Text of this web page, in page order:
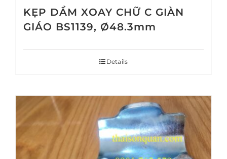
KẸP DẦM XOAY CHỮ C GIÀN
GIÁO BS1139, Ø48.3mm
Details